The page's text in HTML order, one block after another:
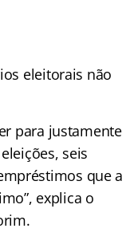
eleitorais não
para justamente
seis
que a
explica o